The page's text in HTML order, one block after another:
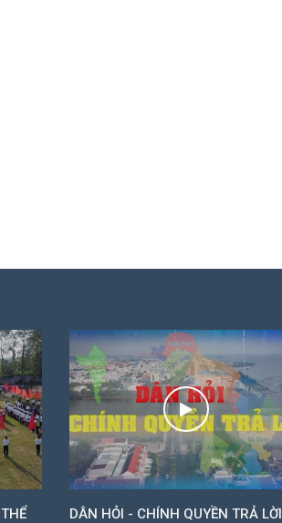
DÂN HỎI - CHÍNH QUYỀN TRẢ LỜI